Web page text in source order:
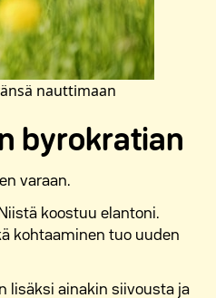
nauttimaan
byrokratian
varaan.
koostuu elantoni.
kohtaaminen tuo uuden
lisäksi ainakin siivousta ja